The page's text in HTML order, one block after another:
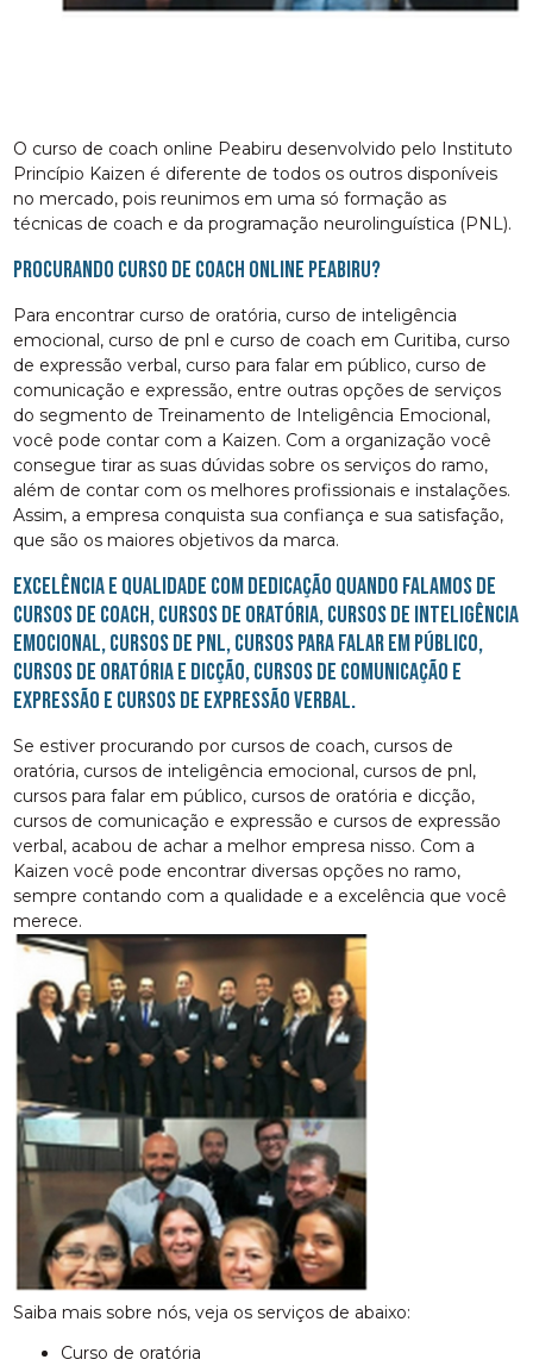
O curso de coach online Peabiru desenvolvido pelo Instituto
Princípio Kaizen é diferente de todos os outros disponíveis
no mercado, pois reunimos em uma só formação as
técnicas de coach e da programação neurolinguística (PNL).
Procurando curso de coach online Peabiru?
Para encontrar curso de oratória, curso de inteligência
emocional, curso de pnl e curso de coach em Curitiba, curso
de expressão verbal, curso para falar em público, curso de
comunicação e expressão, entre outras opções de serviços
do segmento de Treinamento de Inteligência Emocional,
você pode contar com a Kaizen. Com a organização você
consegue tirar as suas dúvidas sobre os serviços do ramo,
além de contar com os melhores profissionais e instalações.
Assim, a empresa conquista sua confiança e sua satisfação,
que são os maiores objetivos da marca.
Excelência e qualidade com dedicação quando falamos de
cursos de coach, cursos de oratória, cursos de inteligência
emocional, cursos de pnl, cursos para falar em público,
cursos de oratória e dicção, cursos de comunicação e
expressão e cursos de expressão verbal.
Se estiver procurando por cursos de coach, cursos de
oratória, cursos de inteligência emocional, cursos de pnl,
cursos para falar em público, cursos de oratória e dicção,
cursos de comunicação e expressão e cursos de expressão
verbal, acabou de achar a melhor empresa nisso. Com a
Kaizen você pode encontrar diversas opções no ramo,
sempre contando com a qualidade e a excelência que você
merece.
Saiba mais sobre nós, veja os serviços de abaixo:
curso de oratória